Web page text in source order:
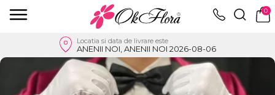
0
Locatia si data de livrare este
ANENII NOI, ANENII NOI 2026-08-06